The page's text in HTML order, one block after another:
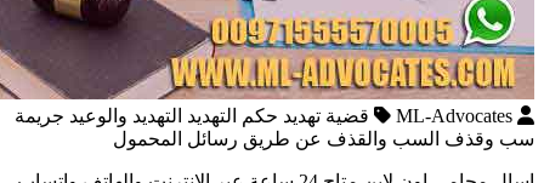
ML-Advocates
قضية تهديد حكم التهديد التهديد والوعيد جريمة
سب وقذف السب والقذف عن طريق رسائل المحمول